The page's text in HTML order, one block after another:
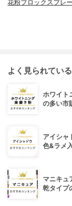
花粉ブロックスプレー
よく見られてい
ホワイト
の多い市
アイシャ
色&ラメ
マニキュ
乾タイプ